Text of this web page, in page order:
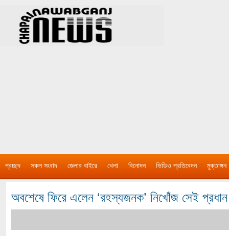
প্রচ্ছদ সকল সংবাদ জেলার বাইরে খেলা বিনোদন ভিডিও প্রতিবেদন মুক্তাঙ্গন
অবশেষে ফিরে এলেন ‘রহস্যজনক’ নিখোঁজ সেই